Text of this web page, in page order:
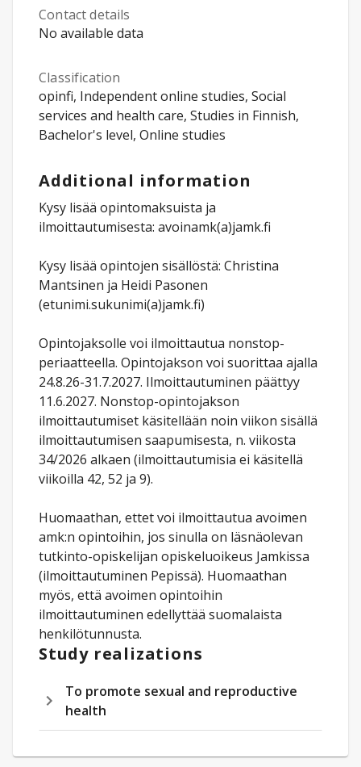
Contact details
No available data
Classification
opinfi, Independent online studies, Social
services and health care, Studies in Finnish,
Bachelor's level, Online studies
Additional information
Kysy lisää opintomaksuista ja
ilmoittautumisesta: avoinamk(a)jamk.fi
Kysy lisää opintojen sisällöstä: Christina
Mantsinen ja Heidi Pasonen
(etunimi.sukunimi(a)jamk.fi)
Opintojaksolle voi ilmoittautua nonstop-
periaatteella. Opintojakson voi suorittaa ajalla
24.8.26-31.7.2027. Ilmoittautuminen päättyy
11.6.2027. Nonstop-opintojakson
ilmoittautumiset käsitellään noin viikon sisällä
ilmoittautumisen saapumisesta, n. viikosta
34/2026 alkaen (ilmoittautumisia ei käsitellä
viikoilla 42, 52 ja 9).
Huomaathan, ettet voi ilmoittautua avoimen
amk:n opintoihin, jos sinulla on läsnäolevan
tutkinto-opiskelijan opiskeluoikeus Jamkissa
(ilmoittautuminen Pepissä). Huomaathan
myös, että avoimen opintoihin
ilmoittautuminen edellyttää suomalaista
henkilötunnusta.
Study realizations
To promote sexual and reproductive
health